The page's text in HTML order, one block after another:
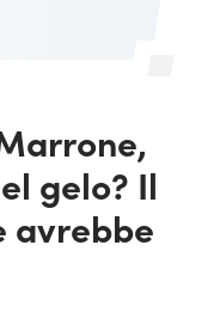
gelo? Il
avrebbe